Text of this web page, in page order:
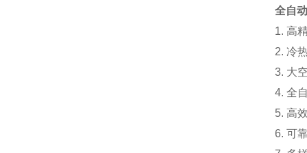
全自
1. 高
2. 冷
3. 大
4. 全
5. 高
6. 可